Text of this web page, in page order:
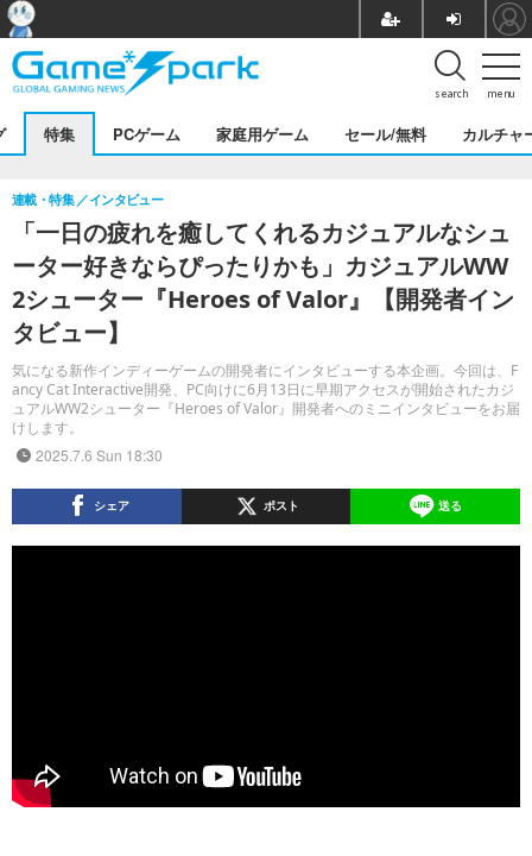
menu
search
特集 PCゲーム 家庭用ゲーム セール/無料 カルチャ
「一日の疲れを癒してくれるカジュアルなシュ
ーター好きならぴったりかも」カジュアルWW
2シューター『Heroes of Valor』【開発者イン
タビュー】
気になる新作インディーゲームの開発者にインタビューする本企画。今回は、F
ancy Cat Interactive開発、PC向けに6月13日に早期アクセスが開始されたカジ
ュアルWW2シューター『Heroes of Valor』開発者へのミニインタビューをお届
けします。
連載・特集 インタビュー
2025.7.6 Sun 18:30
シェア ポスト 送る